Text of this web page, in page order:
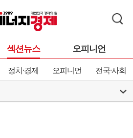
섹션뉴스 오피니언
정치·경제 오피니언 전국·사회